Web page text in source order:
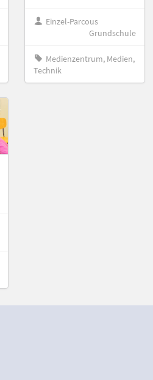
Einzel-Parcous
Grundschule
Medienzentrum, Medien,
Technik